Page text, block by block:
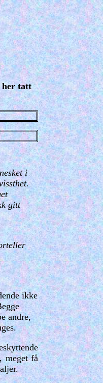
her tatt
i
gitt
ikke
andre,
meget få